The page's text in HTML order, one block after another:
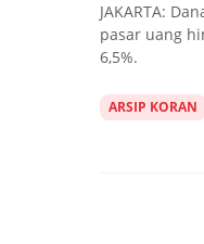
JAKARTA:
pasar uang
6,5%.
ARSIP KORAN